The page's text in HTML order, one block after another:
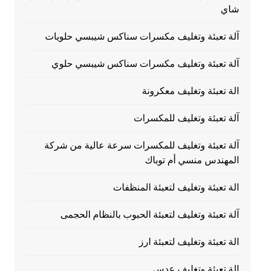
شاي
آلة تعبئة وتغليف مكسرات سناكس شيبسي حلويات
آلة تعبئة وتغليف مكسرات سناكس شيبسي حلوي
الة تعبئة وتغليف معكرونة
آلة تعبئة وتغليف للمكسرات
آلة تعبئة وتغليف للمكسرات سرعة عالية من شركة
المهندس منسي أم توباك
الة تعبئة وتغليف لتعبئة المنظفات
آلة تعبئة وتغليف لتعبئة الحبوب بالنظام الحجمى
الة تعبئة وتغليف لتعبئة ارز
الة تعبئة وتغليف عدس